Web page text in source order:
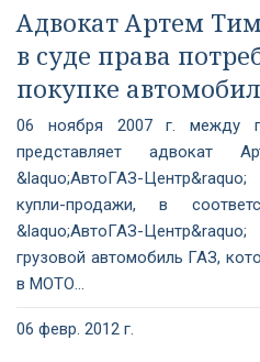
Адвокат Артем
в суде права
покупке
06 ноября 2007 г. между
представляет
&laquo;АвтоГАЗ-
купли-продажи, в
&laquo;АвтоГАЗ-
грузовой автомобиль ГАЗ,
в МОТО...
06 февр. 2012 г.